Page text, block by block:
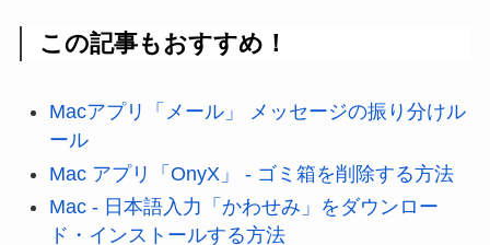
この記事もおすすめ！
Macアプリ「メール」 メッセージの振り分けル
ール
Mac アプリ「OnyX」 - ゴミ箱を削除する方法
Mac - 日本語入力「かわせみ」をダウンロー
ド・インストールする方法